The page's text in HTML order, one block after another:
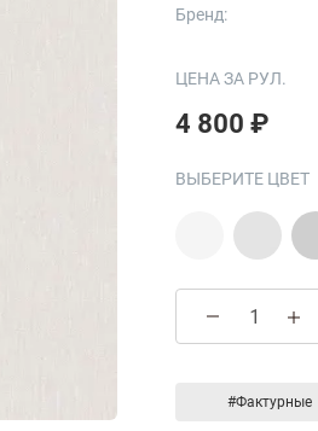
Бренд:
ЦЕНА ЗА РУЛ.
4 800 ₽
ВЫБЕРИТЕ ЦВЕТ
#Фактурные